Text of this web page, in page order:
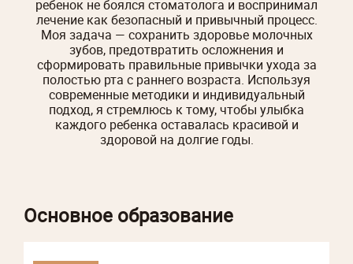
ребенок не боялся стоматолога и воспринимал
лечение как безопасный и привычный процесс.
Моя задача — сохранить здоровье молочных
зубов, предотвратить осложнения и
сформировать правильные привычки ухода за
полостью рта с раннего возраста. Используя
современные методики и индивидуальный
подход, я стремлюсь к тому, чтобы улыбка
каждого ребенка оставалась красивой и
здоровой на долгие годы.
Основное образование